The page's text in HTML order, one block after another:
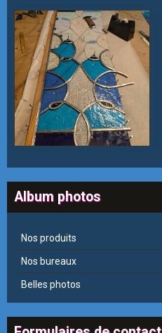
Album photos
Nos produits
Nos bureaux
Belles photos